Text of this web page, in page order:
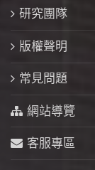
研究團隊
版權聲明
常見問題
網站導覽
客服專區